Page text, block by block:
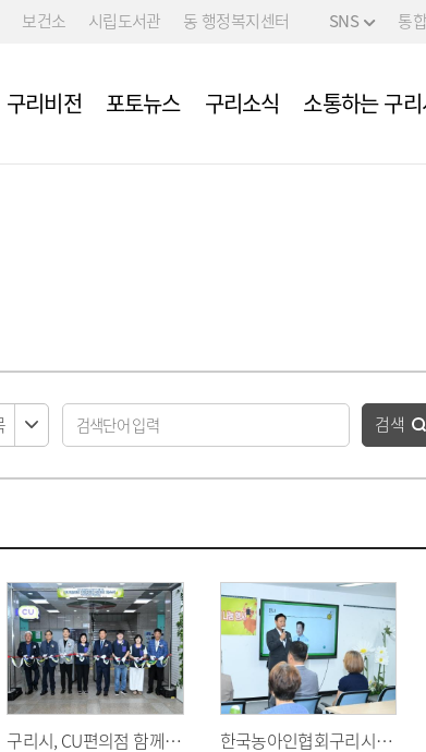
보건소 시립도서관 동 행정복지센터 SNS 통
구리비전 포토뉴스 구리소식 소통하는 구
검색
구리시, CU편의점 함께가게 5호점 개소식 한국농아인협회구리시지회, 재난안전교육 및 복달임 행사